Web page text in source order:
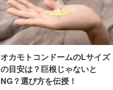
オカモトコンドームのLサイズ
の目安は？巨根じゃないと
NG？選び方を伝授！